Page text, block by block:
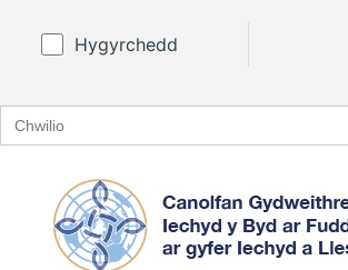
Hygyrchedd
Search
for: